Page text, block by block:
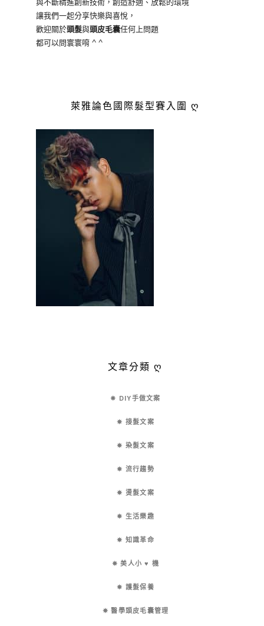
與不斷精進創新技術，創造舒適、放鬆的環境
讓我們一起分享快樂與喜悅，
歡迎關於頭髮與頭皮毛囊任何上問題
都可以問寰寰唷 ^ ^
萊雅論色國際髮型賽入圍 ღ
文章分類 ღ
✵ DIY手做文案
✵ 接髮文案
✵ 染髮文案
✵ 流行趨勢
✵ 燙髮文案
✵ 生活樂趣
✵ 知識革命
✵ 美人小 ♥ 機
✵ 護髮保養
✵ 醫學頭皮毛囊管理